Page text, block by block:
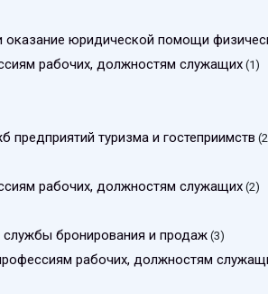
оказание юридической помощи
рабочих, должностям служащих(1)
предприятий туризма и гостеприимств
рабочих, должностям служащих(2)
службы бронирования и продаж(3)
рабочих, должностям